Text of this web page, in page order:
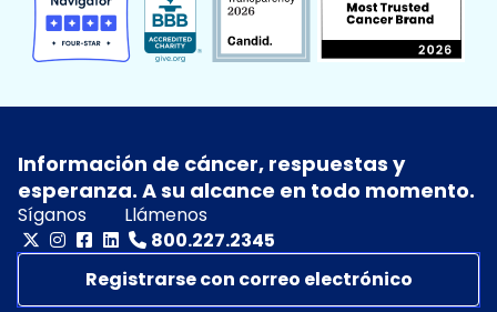
Información de cáncer, respuestas y
esperanza. A su alcance en todo momento.
Síganos
Llámenos
800.227.2345
Registrarse con correo electrónico